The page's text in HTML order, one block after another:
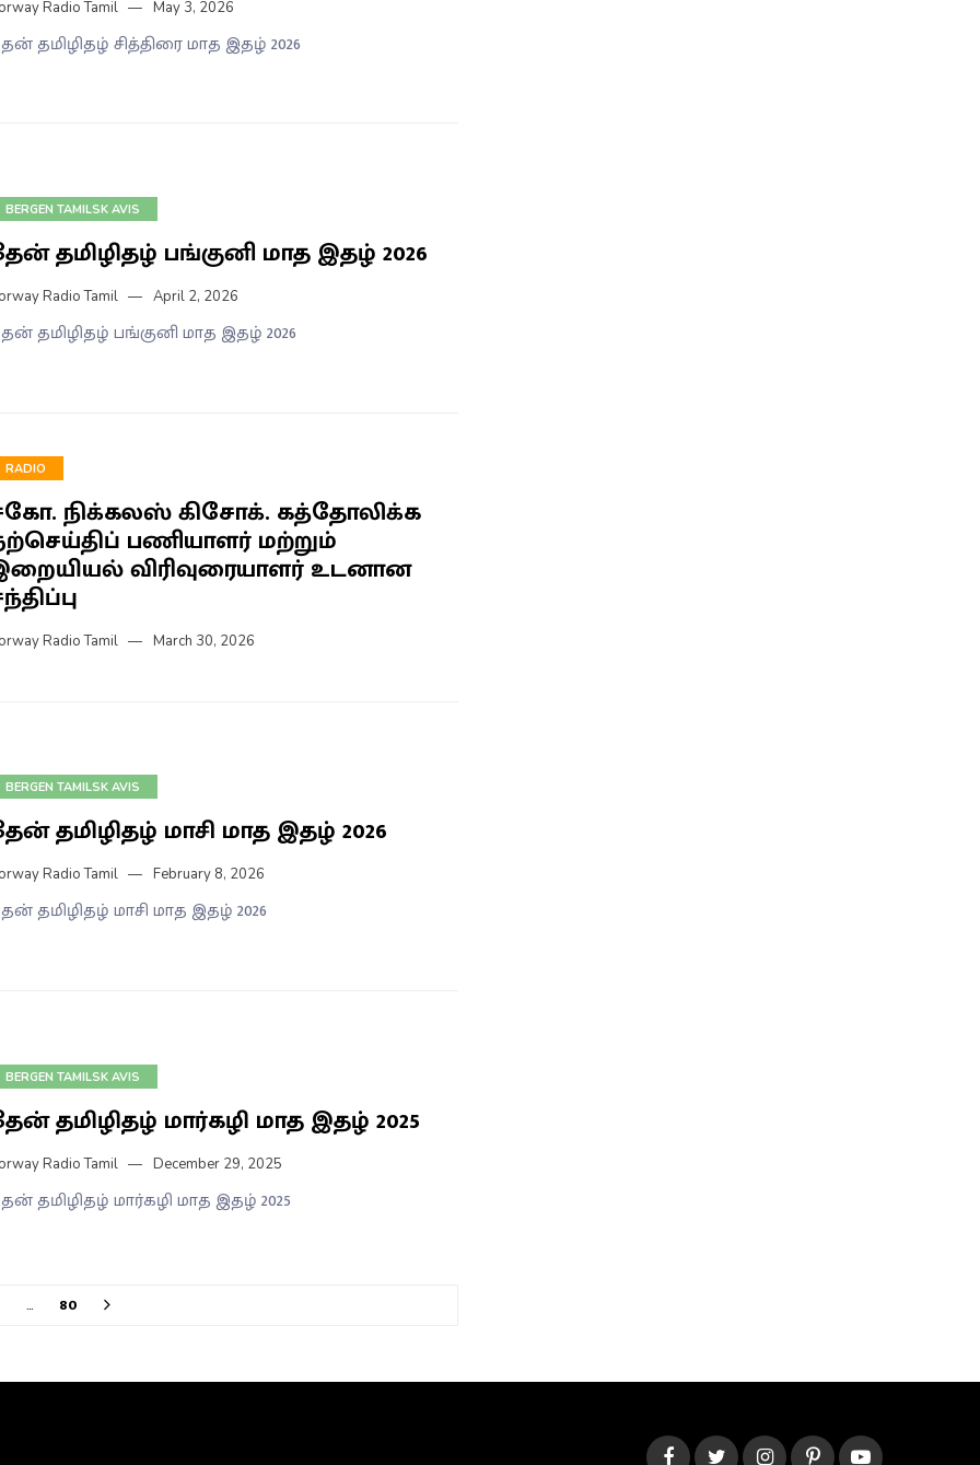
Radio Tamil May 3, 2026
தமிழிதழ் சித்திரை மாத இதழ் 2026
BERGEN TAMILSK AVIS
தமிழிதழ் பங்குனி மாத இதழ் 2026
Radio Tamil April 2, 2026
தமிழிதழ் பங்குனி மாத இதழ் 2026
RADIO
நிக்கலஸ் கிசோக். கத்தோலிக்க
பணியாளர் மற்றும்
விரிவுரையாளர் உடனான
Radio Tamil March 30, 2026
BERGEN TAMILSK AVIS
தமிழிதழ் மாசி மாத இதழ் 2026
Radio Tamil February 8, 2026
தமிழிதழ் மாசி மாத இதழ் 2026
BERGEN TAMILSK AVIS
தமிழிதழ் மார்கழி மாத இதழ் 2025
Radio Tamil December 29, 2025
தமிழிதழ் மார்கழி மாத இதழ் 2025
… 80